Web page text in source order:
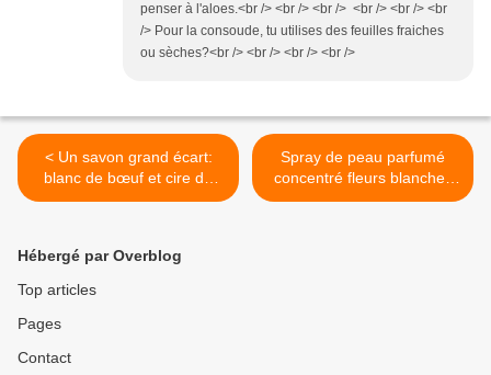
penser à l'aloes.<br /> <br /> <br /> <br /> <br /> <br
/> Pour la consoude, tu utilises des feuilles fraiches
ou sèches?<br /> <br /> <br /> <br />
< Un savon grand écart:
blanc de bœuf et cire de
tubéreuse
Spray de peau parfumé
concentré fleurs blanches
d'avril >
Hébergé par Overblog
Top articles
Pages
Contact